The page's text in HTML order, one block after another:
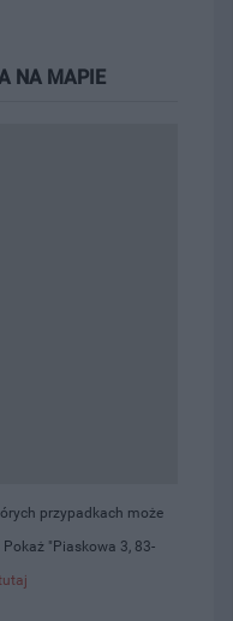
NA MAPIE
przypadkach może
"Piaskowa 3, 83-